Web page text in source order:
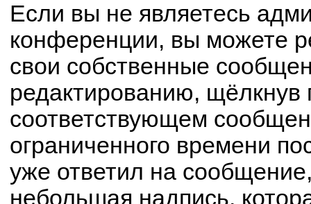
Если вы не являетесь
конференции, вы можете
свои собственные
редактированию, щёлкнув
соответствующем
ограниченного времени
уже ответил на
небольшая надпись,